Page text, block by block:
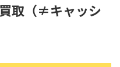
取（≠キャッシ